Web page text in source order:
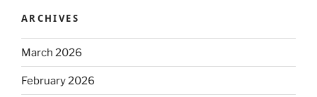
ARCHIVES
March 2026
February 2026